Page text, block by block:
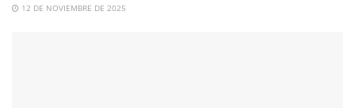
12 DE NOVIEMBRE DE 2025